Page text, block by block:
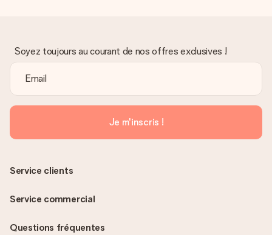
Soyez toujours au courant de nos offres exclusives !
Je m'inscris !
Questions fréquentes
Service clients
Service commercial